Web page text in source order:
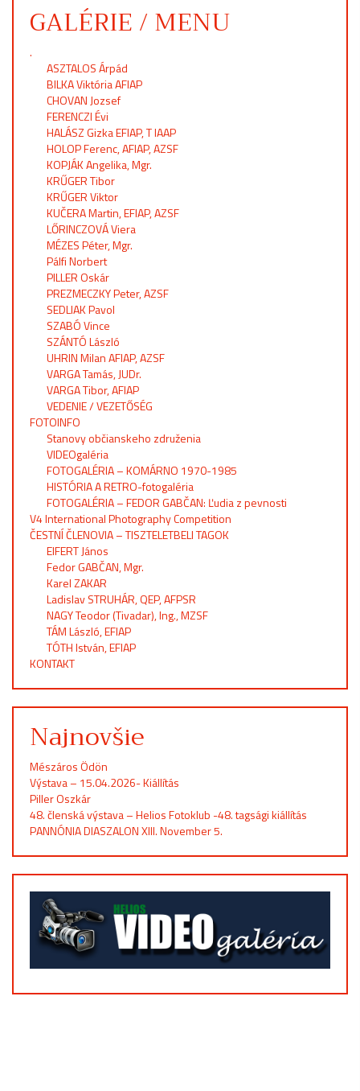
GALÉRIE / MENU
.
ASZTALOS Árpád
BILKA Viktória AFIAP
CHOVAN Jozsef
FERENCZI Évi
HALÁSZ Gizka EFIAP, T IAAP
HOLOP Ferenc, AFIAP, AZSF
KOPJÁK Angelika, Mgr.
KRŰGER Tibor
KRŰGER Viktor
KUČERA Martin, EFIAP, AZSF
LŐRINCZOVÁ Viera
MÉZES Péter, Mgr.
Pálfi Norbert
PILLER Oskár
PREZMECZKY Peter, AZSF
SEDLIAK Pavol
SZABÓ Vince
SZÁNTÓ László
UHRIN Milan AFIAP, AZSF
VARGA Tamás, JUDr.
VARGA Tibor, AFIAP
VEDENIE / VEZETŐSÉG
FOTOINFO
Stanovy občianskeho združenia
VIDEOgaléria
FOTOGALÉRIA – KOMÁRNO 1970-1985
HISTÓRIA A RETRO-fotogaléria
FOTOGALÉRIA – FEDOR GABČAN: Ľudia z pevnosti
V4 International Photography Competition
ČESTNÍ ČLENOVIA – TISZTELETBELI TAGOK
EIFERT János
Fedor GABČAN, Mgr.
Karel ZAKAR
Ladislav STRUHÁR, QEP, AFPSR
NAGY Teodor (Tivadar), Ing., MZSF
TÁM László, EFIAP
TÓTH István, EFIAP
KONTAKT
Najnovšie
Mészáros Ödön
Výstava – 15.04.2026- Kiállítás
Piller Oszkár
48. členská výstava – Helios Fotoklub -48. tagsági kiállítás
PANNÓNIA DIASZALON XIII. November 5.